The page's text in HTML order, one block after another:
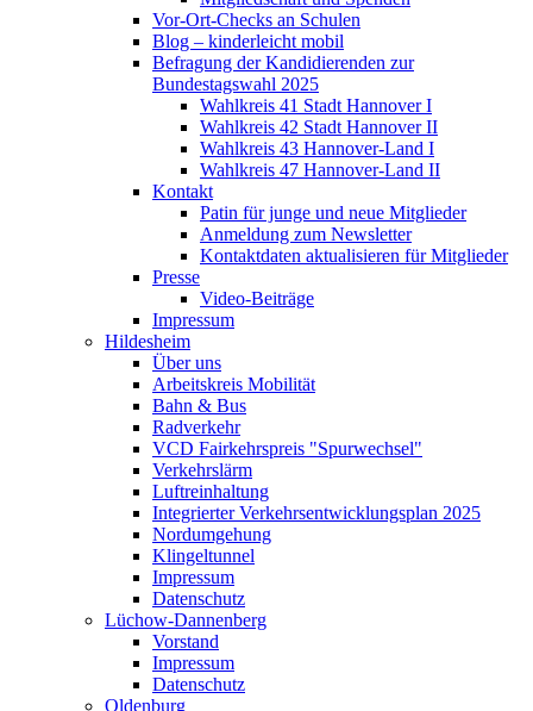
Vor-Ort-Checks an Schulen
Blog – kinderleicht mobil
Befragung der Kandidierenden zur
Bundestagswahl 2025
Wahlkreis 41 Stadt Hannover I
Wahlkreis 42 Stadt Hannover II
Wahlkreis 43 Hannover-Land I
Wahlkreis 47 Hannover-Land II
Kontakt
Patin für junge und neue Mitglieder
Anmeldung zum Newsletter
Kontaktdaten aktualisieren für Mitglieder
Presse
Video-Beiträge
Impressum
Hildesheim
Über uns
Arbeitskreis Mobilität
Bahn & Bus
Radverkehr
VCD Fairkehrspreis "Spurwechsel"
Verkehrslärm
Luftreinhaltung
Integrierter Verkehrsentwicklungsplan 2025
Nordumgehung
Klingeltunnel
Impressum
Datenschutz
Lüchow-Dannenberg
Vorstand
Impressum
Datenschutz
Oldenburg